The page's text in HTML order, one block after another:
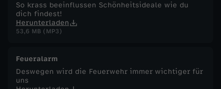
So krass beeinflussen Schönheitsideale wie du
dich findest!
Herunterladen
53,6 MB (MP3)
Feueralarm
Deswegen wird die Feuerwehr immer wichtiger für
uns